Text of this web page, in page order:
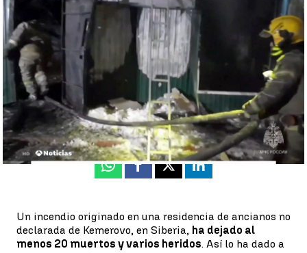
Tras el devastador incendio, hay varios desaparecidos. |
Al
menos 20 personas han fallecido en el incendio de una
residencia ilegal de Siberia
Zaira González
Publicado:24 de diciembre de 2022, 20:41
Whatsapp
Facebook
X Linkedin
Un incendio originado en una residencia de ancianos no
declarada de Kemerovo, en Siberia, ha dejado al
menos 20 muertos y varios heridos. Así lo ha dado a